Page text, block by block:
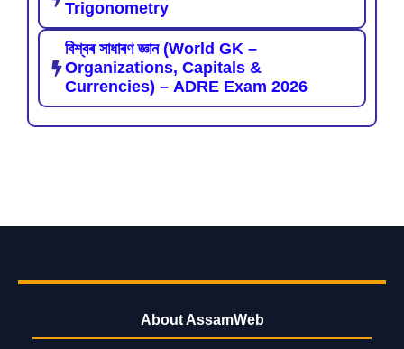
Trigonometry
বিশ্বৰ সাধাৰণ জ্ঞান (World GK –
Organizations, Capitals &
Currencies) – ADRE Exam 2026
About AssamWeb